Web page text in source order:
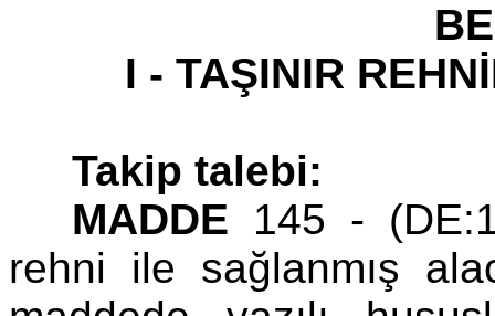
I - TAŞINIR
Takip talebi:
MADDE 145 -
rehni ile sağlanmış